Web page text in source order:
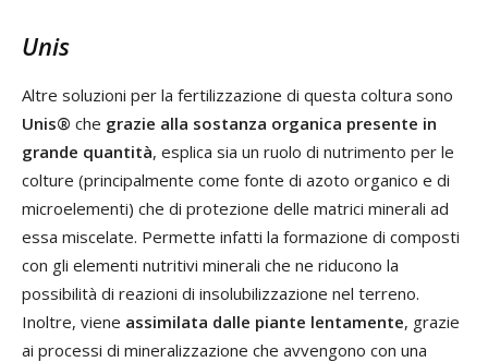
Unis
Altre soluzioni per la fertilizzazione di questa coltura sono
Unis® che grazie alla sostanza organica presente in
grande quantità, esplica sia un ruolo di nutrimento per le
colture (principalmente come fonte di azoto organico e di
microelementi) che di protezione delle matrici minerali ad
essa miscelate. Permette infatti la formazione di composti
con gli elementi nutritivi minerali che ne riducono la
possibilità di reazioni di insolubilizzazione nel terreno.
Inoltre, viene assimilata dalle piante lentamente, grazie
ai processi di mineralizzazione che avvengono con una